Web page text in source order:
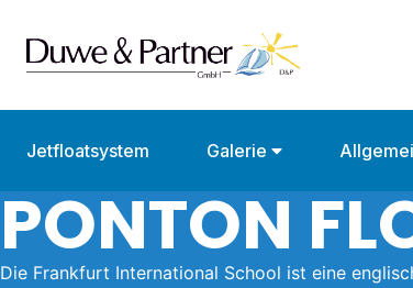
Jetfloatsystem Galerie
PONTON
Die Frankfurt International School ist eine